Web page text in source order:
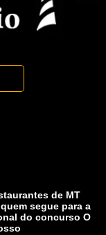
de MT
segue para a
do concurso O